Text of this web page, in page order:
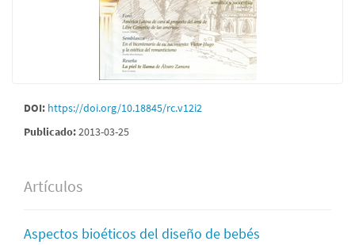
DOI: https://doi.org/10.18845/rc.v12i2
Publicado:2013-03-25
Artículos
Aspectos bioéticos del diseño de bebés